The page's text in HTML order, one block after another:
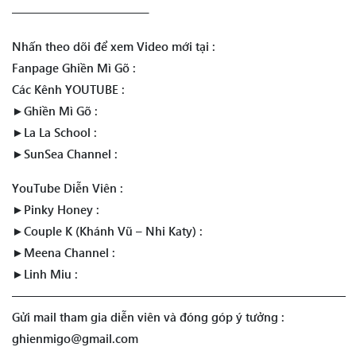
———————————–
Nhấn theo dõi để xem Video mới tại :
Fanpage Ghiền Mì Gõ :
Các Kênh YOUTUBE :
►Ghiền Mì Gõ :
►La La School :
►SunSea Channel :
YouTube Diễn Viên :
►Pinky Honey :
►Couple K (Khánh Vũ – Nhi Katy) :
►Meena Channel :
►Linh Miu :
————————————————————————————
Gửi mail tham gia diễn viên và đóng góp ý tưởng :
ghienmigo@gmail.com